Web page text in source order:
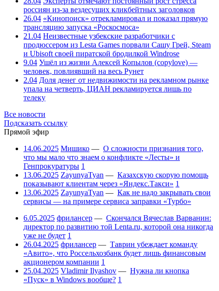
россиян из-за вездесущих кликбейтных заголовков
26.04 «Кинопоиск» отрекламировал и показал прямую
трансляцию запуска «Роскосмоса»
21.04 Неизвестные узбекские разработчики с
продюссером из Lesta Games порвали Сашу Грей, Steam
и Ubisoft своей пиратской бродилкой Windrose
9.04 Ушёл из жизни Алексей Копылов (copylove) —
человек, повлиявший на весь Рунет
2.04 Доля денег от недвижимости на рекламном рынке
упала на четверть, ЦИАН рекламируется лишь по
телеку
Все новости
Подсказать ссылку
Прямой эфир
14.06.2025 Мишико — О сложности признания того,
что мы мало что знаем о конфликте «Лесты» и
Генпрокуратуры 1
13.06.2025 ZayunyaTyan — Казахскую скорую помощь
показывают клиентам через «Яндекс.Такси» 1
13.06.2025 ZayunyaTyan — Как не надо закрывать свои
сервисы — на примере сервиса заправки «Турбо»
6.05.2025 фрилансер — Скончался Вячеслав Варванин:
директор по развитию той Lenta.ru, которой она никогда
уже не будет 1
26.04.2025 фрилансер — Таврин убеждает команду
«Авито», что Россельхозбанк будет лишь финансовым
акционером компании 1
25.04.2025 Vladimir Ilyashov — Нужна ли кнопка
«Пуск» в Windows вообще? 1